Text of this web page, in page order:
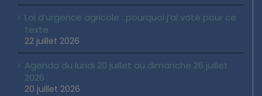
Loi d’urgence agricole : pourquoi j’ai voté pour ce
texte
22 juillet 2026
Agenda du lundi 20 juillet au dimanche 26 juillet
2026
20 juillet 2026